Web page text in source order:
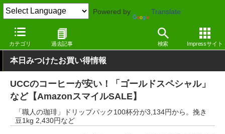
Powered by Translate
カテゴリ 過去記事 検索 Impressサイト
窓の杜 セール
本日みつけたお買い得情報
UCCのコーヒーが安い！「ゴールドスペシャル」
など【AmazonスマイルSALE】
「職人の珈琲」ドリップパック100杯分が3,134円から。挽き
豆1kg 2,430円など